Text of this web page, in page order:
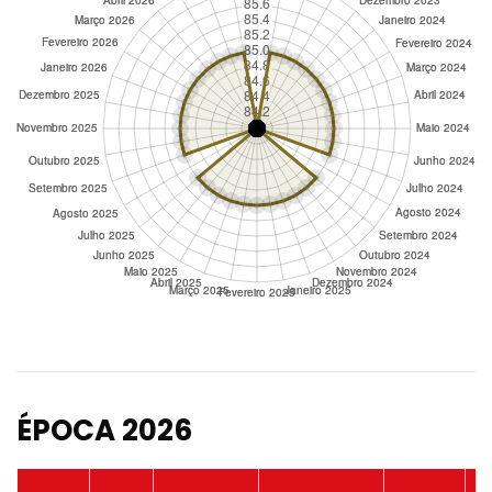
ÉPOCA 2026